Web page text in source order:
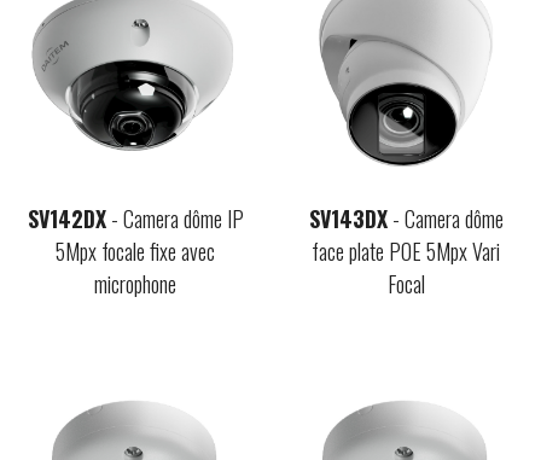
SV142DX- Camera dôme IP
5Mpx focale fixe avec
microphone
SV143DX- Camera dôme
face plate POE 5Mpx Vari
Focal